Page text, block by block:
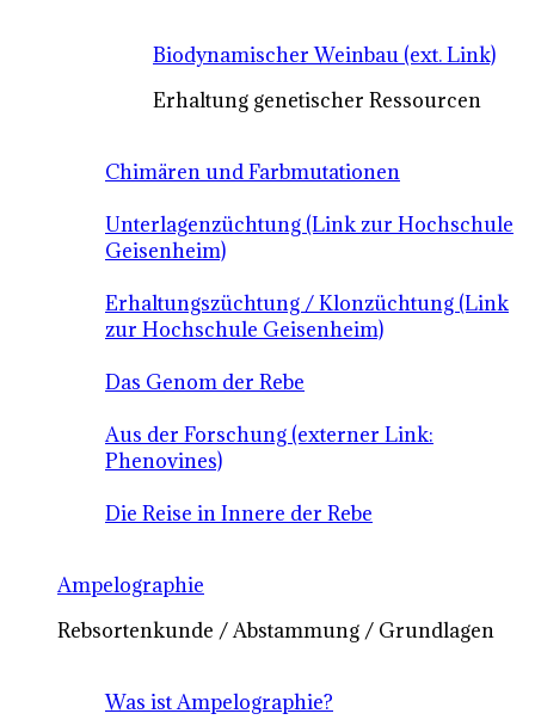
Biodynamischer Weinbau (ext. Link)
Erhaltung genetischer Ressourcen
Chimären und Farbmutationen
Unterlagenzüchtung (Link zur Hochschule
Geisenheim)
Erhaltungszüchtung / Klonzüchtung (Link
zur Hochschule Geisenheim)
Das Genom der Rebe
Aus der Forschung (externer Link:
Phenovines)
Die Reise in Innere der Rebe
Ampelographie
Rebsortenkunde / Abstammung / Grundlagen
Was ist Ampelographie?